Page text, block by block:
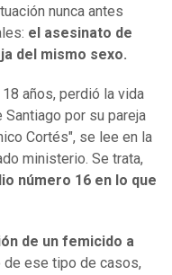
nunca antes
el asesinato de
del mismo sexo.
años, perdió la vida
Santiago por su pareja
Cortés", se lee en la
ministerio. Se trata,
número 16 en lo que
de un femicido a
de ese tipo de casos,